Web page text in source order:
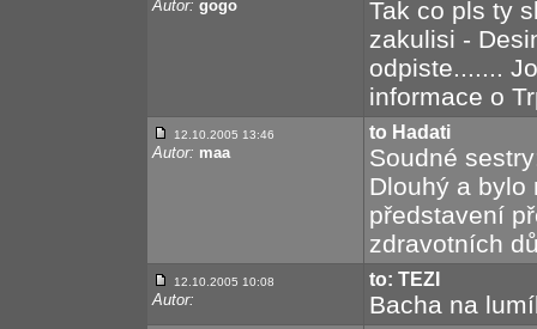
Autor: gogo
Tak co pls ty
zakulisi -
odpiste.......
informace o
12.10.2005 13:46
Autor: maa
to Hadati
Soudné
Dlouhý a bylo
představení
zdravotních
12.10.2005 10:08
Autor:
to: TEZI
Bacha na